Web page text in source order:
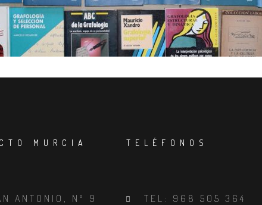
MURCIA
ANTONIO, Nº 9
TELÉFONOS
TEL: 968 505 364